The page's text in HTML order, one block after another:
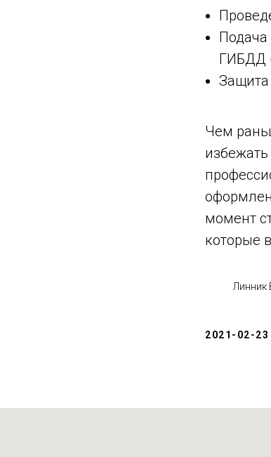
Подача
ГИБДД
Защита
Чем
момент
которые
Линник
2021-02-23